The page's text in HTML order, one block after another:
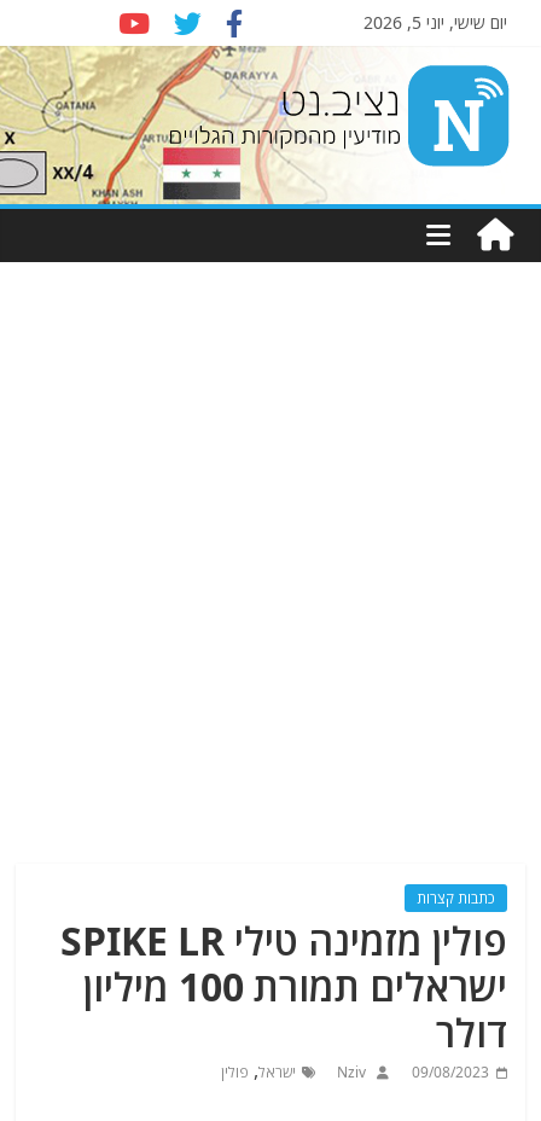
יום שישי, יוני 5, 2026
Nziv.net
מודיעין
מהמקורות
כתבות קצרות
פולין מזמינה טילי SPIKE LR
ישראלים תמורת 100 מיליון
דולר
09/08/2023
Nziv ישראל, פולין